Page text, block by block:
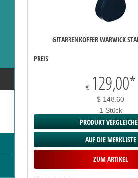
GITARRENKOFFER WARWICK
PREIS
€ 129,00*
$ 148,60
1 Stück
PRODUKT
AUF DIE MERKLISTE
ZUM ARTIKEL